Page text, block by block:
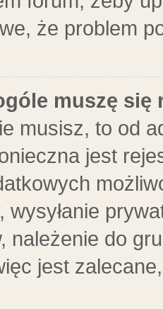
że problem
muszę się
musisz, to od
jest
wysyłanie
należenie do
jest